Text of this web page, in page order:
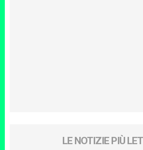
LE NOTIZIE PIÙ